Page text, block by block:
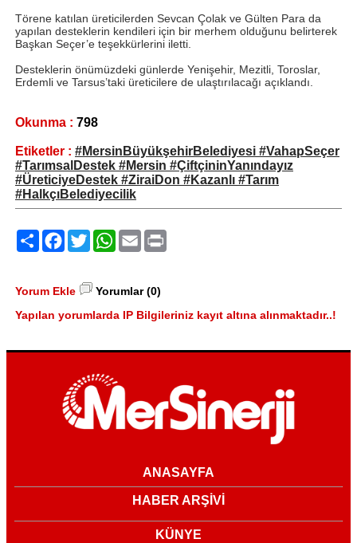
Törene katılan üreticilerden Sevcan Çolak ve Gülten Para da
yapılan desteklerin kendileri için bir merhem olduğunu belirterek
Başkan Seçer’e teşekkürlerini iletti.
Desteklerin önümüzdeki günlerde Yenişehir, Mezitli, Toroslar,
Erdemli ve Tarsus’taki üreticilere de ulaştırılacağı açıklandı.
Okunma : 798
Etiketler : #MersinBüyükşehirBelediyesi #VahapSeçer
#TarımsalDestek #Mersin #ÇiftçininYanındayız
#ÜreticiyeDestek #ZiraiDon #Kazanlı #Tarım
#HalkçıBelediyecilik
PaylaşFacebook
TwitterWhatsApp
Email
Yorum Ekle
Yorumlar (0)
Yapılan yorumlarda IP Bilgileriniz kayıt altına alınmaktadır..!
ANASAYFA
HABER ARŞİVİ
KÜNYE